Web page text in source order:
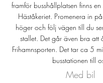
framför busshållplatsen finns
Häståkeriet. Promenera in
höger och följ vägen till du
stallet. Det går även bra att
Frihamnsporten. Det tar ca 5
busstationen till
Med bil